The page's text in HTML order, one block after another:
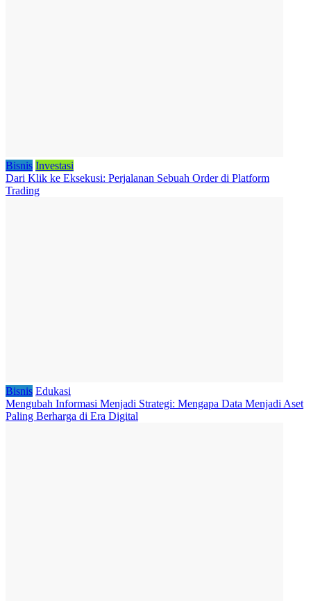
Bisnis Investasi
Dari Klik ke Eksekusi: Perjalanan Sebuah Order di Platform
Trading
Bisnis Edukasi
Mengubah Informasi Menjadi Strategi: Mengapa Data Menjadi Aset
Paling Berharga di Era Digital